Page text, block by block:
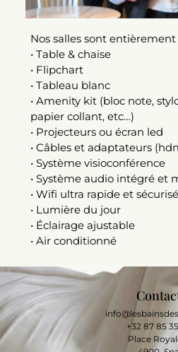
Nos salles sont
• Table & chaise
• Flipchart
• Tableau blanc
• Amenity kit (bloc note,
papier collant, etc…)
• Projecteurs ou écran led
• Câbles et adaptateurs
• Système visioconférence
• Système audio intégré et
• Wifi ultra rapide et sécurisé
• Lumière du jour
• Éclairage ajustable
• Air conditionné
+32 87 85
Place